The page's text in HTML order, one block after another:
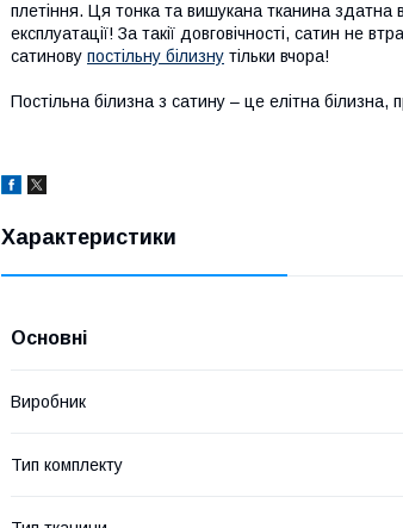
плетіння. Ця тонка та вишукана тканина
експлуатації! За такії довговічності, сатин не
сатинову постільну білизну тільки вчора!
Постільна білизна з сатину – це елітна білизна,
Характеристики
Основні
Виробник
Тип комплекту